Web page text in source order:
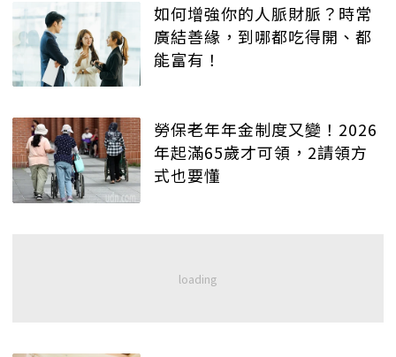
如何增強你的人脈財脈？時常
廣結善緣，到哪都吃得開、都
能富有！
勞保老年年金制度又變！2026
年起滿65歲才可領，2請領方
式也要懂